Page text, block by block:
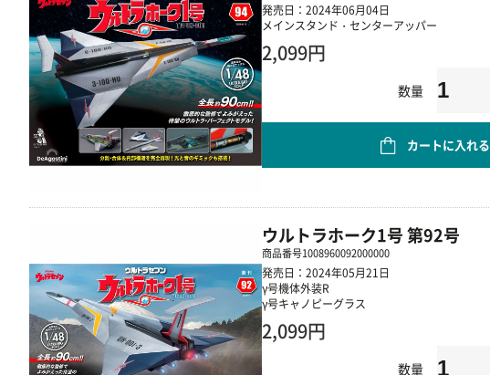
発売日：2024年06月04日
メインスタンド・センターアッパー
2,099円
数量
カートに入れる
ウルトラホーク1号 第92号
商品番号1008960092000000
発売日：2024年05月21日
γ号機体外装R
γ号キャノピーグラス
2,099円
数量